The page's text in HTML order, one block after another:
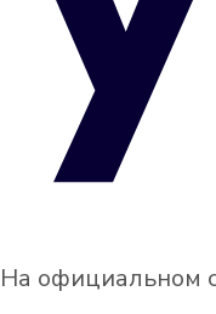
На официальном